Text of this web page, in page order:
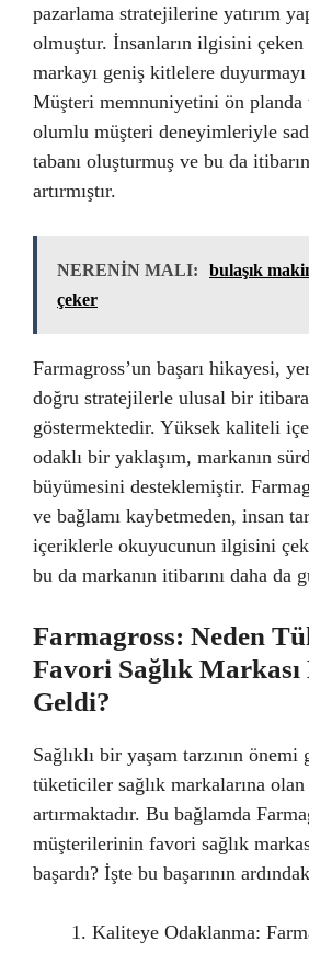
pazarlama stratejilerine yatırım
olmuştur. İnsanların ilgisini
markayı geniş kitlelere duyurmayı
Müşteri memnuniyetini ön planda
olumlu müşteri deneyimleriyle
tabanı oluşturmuş ve bu da
artırmıştır.
NERENİN MALI:
bulaşık
çeker
Farmagross’un başarı hikayesi,
doğru stratejilerle ulusal bir
göstermektedir. Yüksek kaliteli
odaklı bir yaklaşım, markanın
büyümesini desteklemiştir.
ve bağlamı kaybetmeden, insan
içeriklerle okuyucunun ilgisini
bu da markanın itibarını daha da
Farmagross: Neden
Favori Sağlık
Geldi?
Sağlıklı bir yaşam tarzının
tüketiciler sağlık markalarına
artırmaktadır. Bu bağlamda
müşterilerinin favori sağlık
başardı? İşte bu başarının
Kaliteye Odaklanma: